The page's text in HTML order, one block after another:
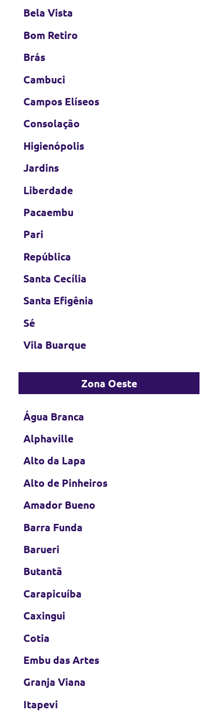
Bela Vista
Bom Retiro
Brás
Cambuci
Campos Elíseos
Consolação
Higienópolis
Jardins
Liberdade
Pacaembu
Pari
República
Santa Cecília
Santa Efigênia
Sé
Vila Buarque
Zona Oeste
Água Branca
Alphaville
Alto da Lapa
Alto de Pinheiros
Amador Bueno
Barra Funda
Barueri
Butantã
Carapicuíba
Caxingui
Cotia
Embu das Artes
Granja Viana
Itapevi